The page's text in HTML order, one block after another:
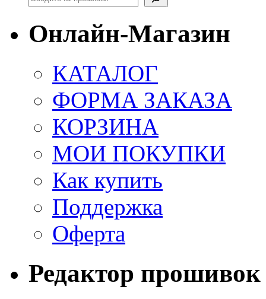
Онлайн-Магазин
КАТАЛОГ
ФОРМА ЗАКАЗА
КОРЗИНА
МОИ ПОКУПКИ
Как купить
Поддержка
Оферта
Редактор прошивок